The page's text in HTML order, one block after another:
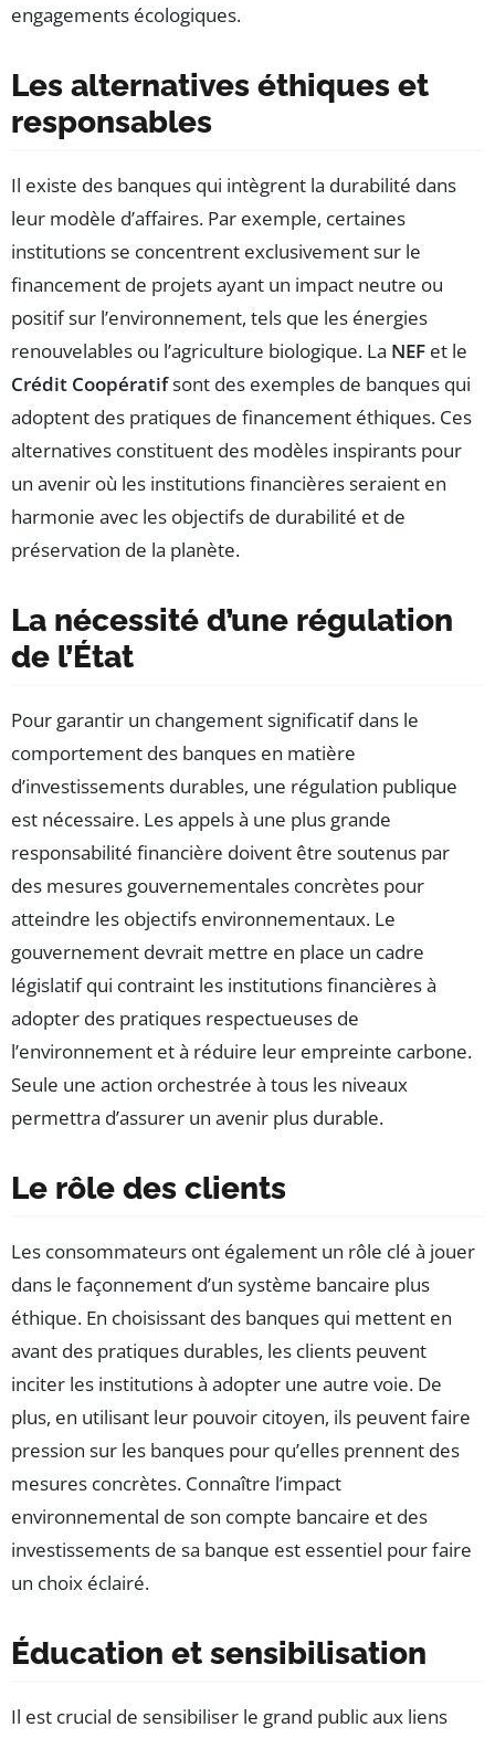
engagements écologiques.
Les alternatives éthiques et
responsables
Il existe des banques qui intègrent la durabilité dans
leur modèle d’affaires. Par exemple, certaines
institutions se concentrent exclusivement sur le
financement de projets ayant un impact neutre ou
positif sur l’environnement, tels que les énergies
renouvelables ou l’agriculture biologique. La NEF et le
Crédit Coopératifsont des exemples de banques qui
adoptent des pratiques de financement éthiques. Ces
alternatives constituent des modèles inspirants pour
un avenir où les institutions financières seraient en
harmonie avec les objectifs de durabilité et de
préservation de la planète.
La nécessité d’une régulation
de l’État
Pour garantir un changement significatif dans le
comportement des banques en matière
d’investissements durables, une régulation publique
est nécessaire. Les appels à une plus grande
responsabilité financière doivent être soutenus par
des mesures gouvernementales concrètes pour
atteindre les objectifs environnementaux. Le
gouvernement devrait mettre en place un cadre
législatif qui contraint les institutions financières à
adopter des pratiques respectueuses de
l’environnement et à réduire leur empreinte carbone.
Seule une action orchestrée à tous les niveaux
permettra d’assurer un avenir plus durable.
Le rôle des clients
Les consommateurs ont également un rôle clé à jouer
dans le façonnement d’un système bancaire plus
éthique. En choisissant des banques qui mettent en
avant des pratiques durables, les clients peuvent
inciter les institutions à adopter une autre voie. De
plus, en utilisant leur pouvoir citoyen, ils peuvent faire
pression sur les banques pour qu’elles prennent des
mesures concrètes. Connaître l’impact
environnemental de son compte bancaire et des
investissements de sa banque est essentiel pour faire
un choix éclairé.
Éducation et sensibilisation
Il est crucial de sensibiliser le grand public aux liens